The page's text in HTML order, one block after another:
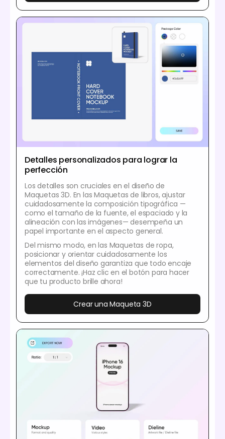
Detalles personalizados para lograr la
perfección
Los detalles son cruciales en el diseño de
Maquetas 3D. En las Maquetas de libros, ajustar
cuidadosamente la composición tipográfica —
como el tamaño de la fuente, el espaciado y la
alineación con las imágenes— desempeña un
papel importante en el aspecto general.
Del mismo modo, en las Maquetas de ropa,
posicionar y orientar cuidadosamente los
elementos del diseño garantiza que todo encaje
correctamente. ¡Haz clic en el botón para hacer
que tu producto brille ahora!
Crear una Maqueta 3D